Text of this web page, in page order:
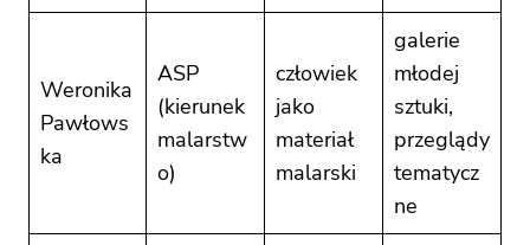
Weronika
Pawłows
ka
ASP
(kierunek
malarstw
o)
człowiek
jako
materiał
malarski
galerie
młodej
sztuki,
przeglądy
tematycz
ne